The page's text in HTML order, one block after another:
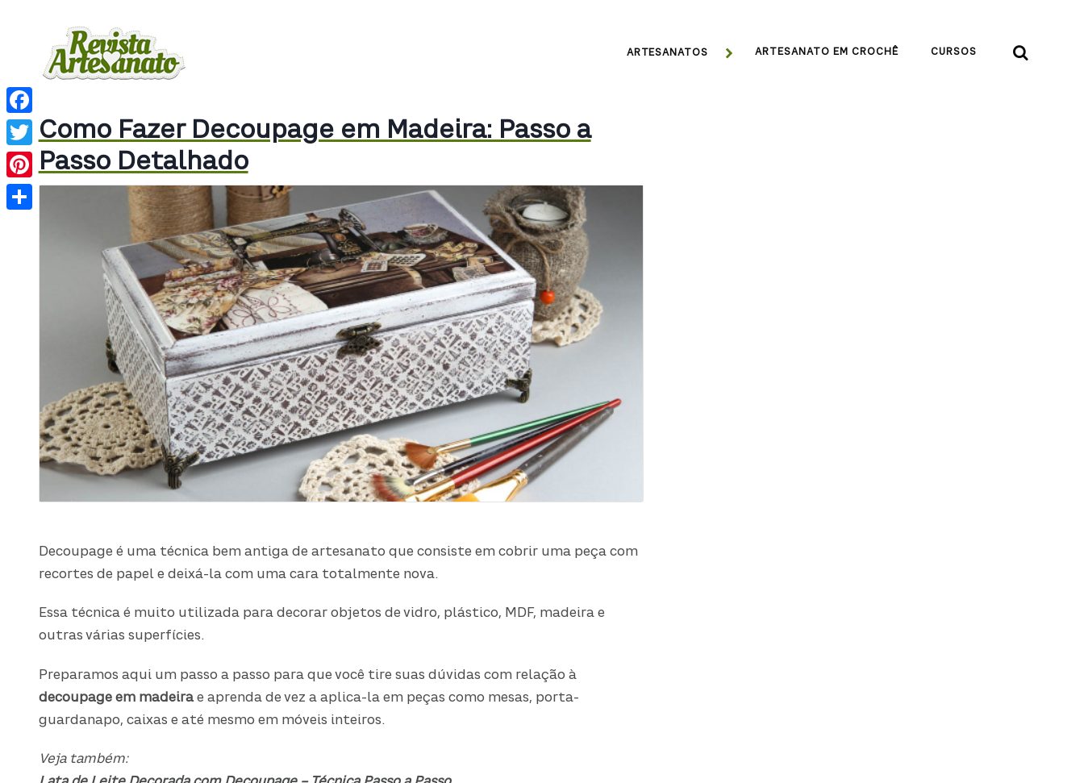
ARTESANATOS  ARTESANATO EM CROCHÊ CURSOS 
Como Fazer Decoupage em Madeira: Passo a
Passo Detalhado
Decoupage é uma técnica bem antiga de artesanato que consiste em cobrir uma peça com
recortes de papel e deixá-la com uma cara totalmente nova.
Essa técnica é muito utilizada para decorar objetos de vidro, plástico, MDF, madeira e
outras várias superfícies.
Preparamos aqui um passo a passo para que você tire suas dúvidas com relação à
decoupage em madeirae aprenda de vez a aplica-la em peças como mesas, porta-
guardanapo, caixas e até mesmo em móveis inteiros.
Veja também:
Facebook
Twitter
Pinterest